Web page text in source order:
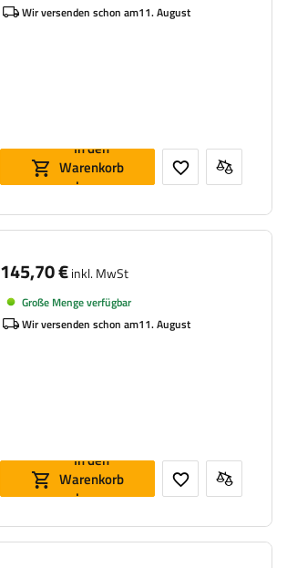
Wir versenden schon am11. August
In den
Warenkorb
legen
145,70 €inkl. MwSt
Große Menge verfügbar
Wir versenden schon am11. August
In den
Warenkorb
legen